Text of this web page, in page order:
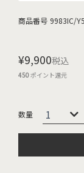
商品番号 9983IC/
¥9,900税込
450ポイント還元